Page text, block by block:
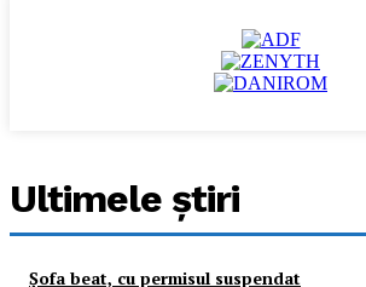
Ultimele ştiri
Şofa beat, cu permisul suspendat